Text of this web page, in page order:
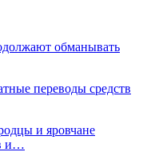
обманывать
переводы средств
и яровчане
и…